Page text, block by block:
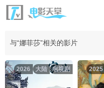
与“娜菲莎”相关的影片
电视剧
大陆
2026 2025